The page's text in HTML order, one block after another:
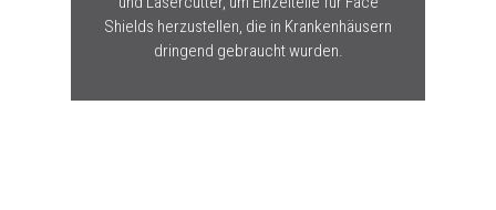
Shields herzustellen, die in Krankenhäusern
dringend gebraucht wurden.